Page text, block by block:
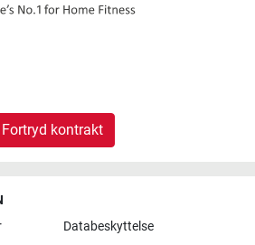
Fortryd kontrakt
Databeskyttelse